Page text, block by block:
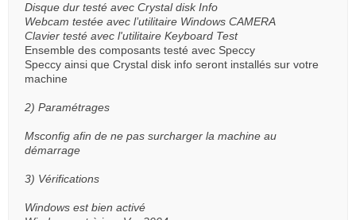
Disque dur testé avec Crystal disk Info
Webcam testée avec l’utilitaire Windows CAMERA
Clavier testé avec l'utilitaire Keyboard Test
Ensemble des composants testé avec Speccy
Speccy ainsi que Crystal disk info seront installés sur votre
machine
2) Paramétrages
Msconfig afin de ne pas surcharger la machine au
démarrage
3) Vérifications
Windows est bien activé